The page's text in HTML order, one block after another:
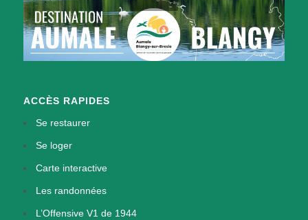
ACCÈS RAPIDES
Se restaurer
Se loger
Carte interactive
Les randonnées
L’Offensive V1 de 1944